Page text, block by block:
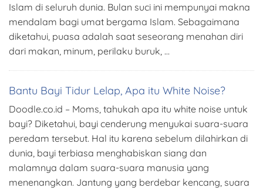
Islam di seluruh dunia. Bulan suci ini mempunyai makna
mendalam bagi umat bergama Islam. Sebagaimana
diketahui, puasa adalah saat seseorang menahan diri
dari makan, minum, perilaku buruk, …
Bantu Bayi Tidur Lelap, Apa itu White Noise?
Doodle.co.id – Moms, tahukah apa itu white noise untuk
bayi? Diketahui, bayi cenderung menyukai suara-suara
peredam tersebut. Hal itu karena sebelum dilahirkan di
dunia, bayi terbiasa menghabiskan siang dan
malamnya dalam suara-suara manusia yang
menenangkan. Jantung yang berdebar kencang, suara